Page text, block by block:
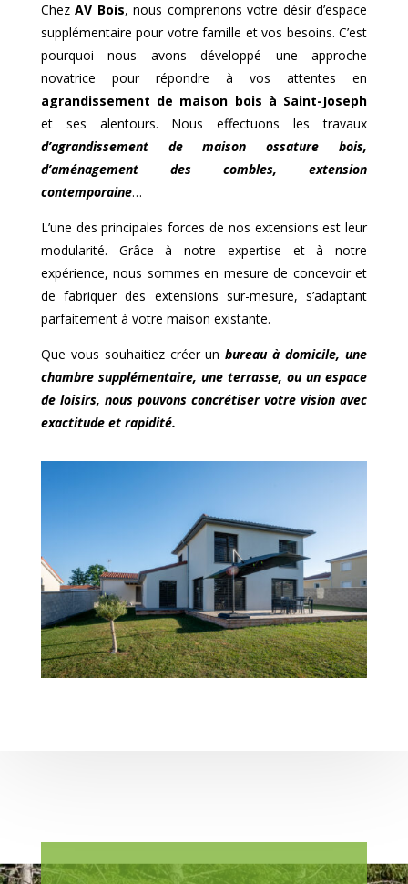
ChezAV Bois, nous comprenons votre désir d’espace
supplémentaire pour votre famille et vos besoins. C’est
pourquoi nous avons développé une approche
novatrice pour répondre à vos attentes en
agrandissement de maison bois à Saint-Joseph
et ses alentours. Nous effectuons les travaux
d’agrandissement de maison ossature bois,
d’aménagement des combles, extension
contemporaine…
L’une des principales forces de nos extensions est leur
modularité. Grâce à notre expertise et à notre
expérience, nous sommes en mesure de concevoir et
de fabriquer des extensions sur-mesure, s’adaptant
parfaitement à votre maison existante.
Que vous souhaitiez créer unbureau à domicile, une
chambre supplémentaire, une terrasse, ou un espace
de loisirs, nous pouvons concrétiser votre vision avec
exactitude et rapidité.